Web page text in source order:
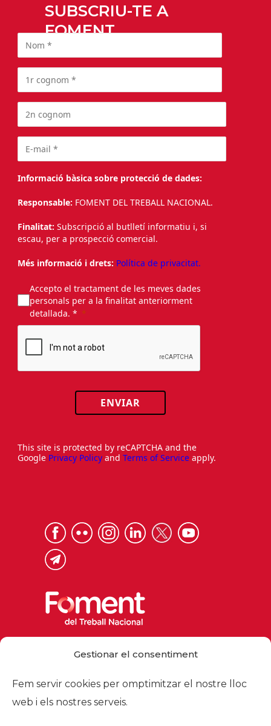
Gestionar el consentiment
Fem servir cookies per omptimitzar el nostre lloc
web i els nostres serveis.
SUBSCRIU-TE A
FOMENT
Informació bàsica sobre protecció de dades:
Responsable: FOMENT DEL TREBALL NACIONAL.
Finalitat: Subscripció al butlletí informatiu i, si
escau, per a prospecció comercial.
Més informació i drets: Política de privacitat.
Accepto el tractament de les meves dades
personals per a la finalitat anteriorment
detallada. *
ENVIAR
This site is protected by reCAPTCHA and the
Google Privacy Policy and Terms of Service apply.
foment@foment.com